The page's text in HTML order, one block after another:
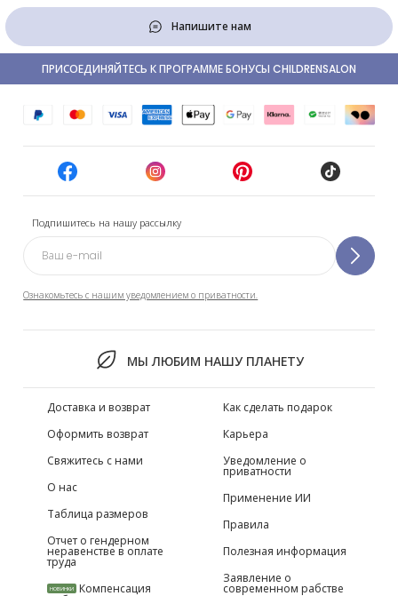
Напишите нам
Подпишитесь на нашу рассылку
Ознакомьтесь с нашим уведомлением о приватности.
МЫ ЛЮБИМ НАШУ ПЛАНЕТУ
ПРИСОЕДИНЯЙТЕСЬ К ПРОГРАММЕ БОНУСЫ CHILDRENSALON
Доставка и возврат
Оформить возврат
Свяжитесь с нами
О нас
Таблица размеров
Отчет о гендерном
неравенстве в оплате
труда
НОВИНКИ Компенсация
Как сделать подарок
Карьера
Уведомление о
приватности
Применение ИИ
Правила
Полезная информация
Заявление о
современном рабстве